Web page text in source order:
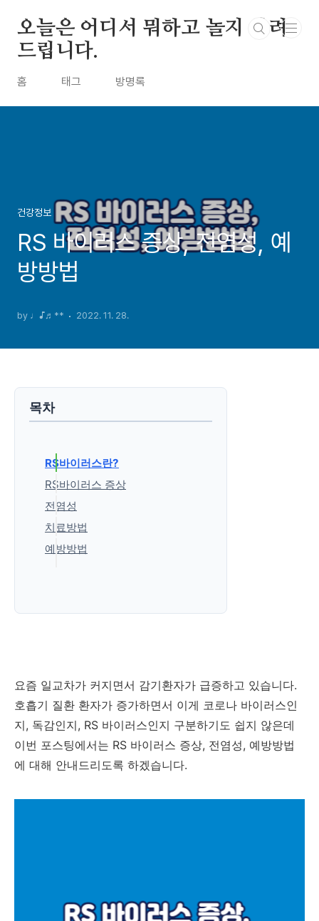
오늘은 어디서 뭐하고 놀지 알려
드립니다.
홈 태그 방명록
건강정보
RS 바이러스 증상, 전염성, 예
방방법
by ♩♪♬** 2022. 11. 28.
목차
RS바이러스란?
RS바이러스 증상
전염성
치료방법
예방방법
요즘 일교차가 커지면서 감기환자가 급증하고 있습니다.
호흡기 질환 환자가 증가하면서 이게 코로나 바이러스인
지, 독감인지, RS 바이러스인지 구분하기도 쉽지 않은데
이번 포스팅에서는 RS 바이러스 증상, 전염성, 예방방법
에 대해 안내드리도록 하겠습니다.